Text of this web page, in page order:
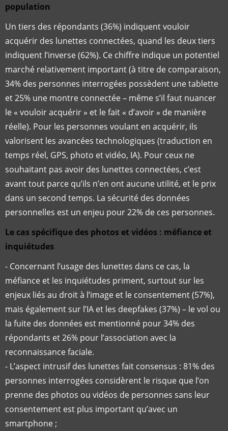
population
Un tiers des répondants (36%) indiquent vouloir
acquérir des lunettes connectées, quand les deux tiers
indiquent l’inverse (62%). Ce chiffre indique un potentiel
marché relativement important (à titre de comparaison,
34% des personnes interrogées possèdent une tablette
et 25% une montre connectée – même s’il faut nuancer
le « vouloir acquérir » et le fait « d’avoir » de manière
réelle). Pour les personnes voulant en acquérir, ils
valorisent les avancées technologiques (traduction en
temps réel, GPS, photo et vidéo, IA). Pour ceux ne
souhaitant pas avoir des lunettes connectées, c’est
avant tout parce qu’ils n’en ont aucune utilité, et le prix
dans un second temps. La sécurité des données
personnelles est un enjeu pour 22% de ces personnes.
Le cas spécifique des photos et vidéos : méfiance et
inquiétudes
- Concernant l’usage des lunettes dans ce cas, la
méfiance et les inquiétudes priment, surtout sur les
enjeux liés au droit à l’image et le consentement (57%),
mais également sur l’IA et les deepfakes (37%) – le vol ou
la fuite des données est mentionné pour 34% des
répondants et 26% pour l’association avec la
reconnaissance faciale.
- L’aspect intrusif des lunettes fait consensus : 81% des
personnes interrogées considèrent le risque que l’on
prenne des photos ou vidéos de personnes sans leur
consentement est plus important qu’avec un
smartphone ;